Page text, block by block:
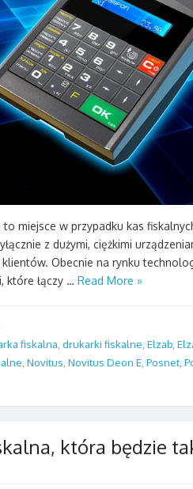
to miejsce w przypadku kas
z dużymi, ciężkimi
Obecnie na rynku
które łączy … Read More »
fiskalna drukarki fiskalne Elzab
, Novitus, Novitus Deon E, Posnet,
która będzie